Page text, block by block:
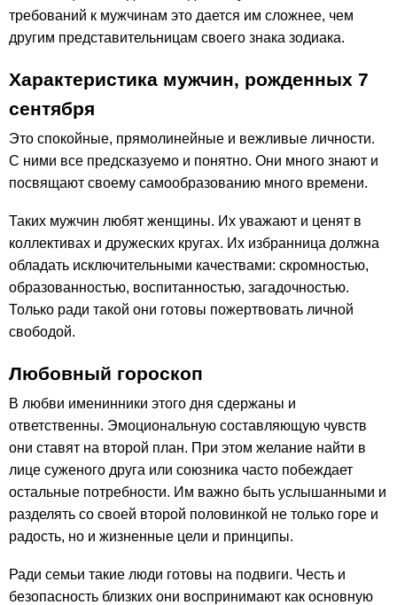
требований к мужчинам это дается им сложнее, чем
другим представительницам своего знака зодиака.
Характеристика мужчин, рожденных 7
сентября
Это спокойные, прямолинейные и вежливые личности.
С ними все предсказуемо и понятно. Они много знают и
посвящают своему самообразованию много времени.
Таких мужчин любят женщины. Их уважают и ценят в
коллективах и дружеских кругах. Их избранница должна
обладать исключительными качествами: скромностью,
образованностью, воспитанностью, загадочностью.
Только ради такой они готовы пожертвовать личной
свободой.
Любовный гороскоп
В любви именинники этого дня сдержаны и
ответственны. Эмоциональную составляющую чувств
они ставят на второй план. При этом желание найти в
лице суженого друга или союзника часто побеждает
остальные потребности. Им важно быть услышанными и
разделять со своей второй половинкой не только горе и
радость, но и жизненные цели и принципы.
Ради семьи такие люди готовы на подвиги. Честь и
безопасность близких они воспринимают как основную